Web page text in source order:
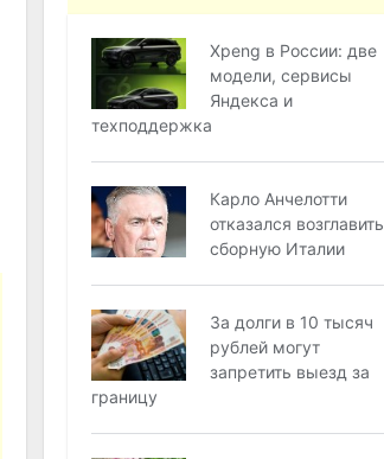
Xpeng в России: две
модели, сервисы
Яндекса и
техподдержка
Карло Анчелотти
отказался возглавить
сборную Италии
За долги в 10 тысяч
рублей могут
запретить выезд за
границу